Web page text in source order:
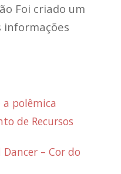
Foi criado um
informações
a polêmica
de Recursos
– Cor do